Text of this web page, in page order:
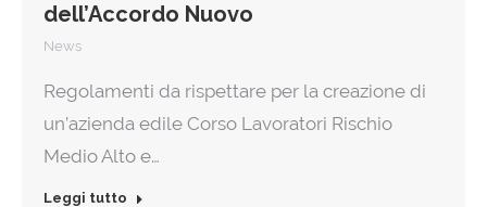
dell’Accordo Nuovo
News
Regolamenti da rispettare per la creazione di
un’azienda edile Corso Lavoratori Rischio
Medio Alto e…
Leggi tutto